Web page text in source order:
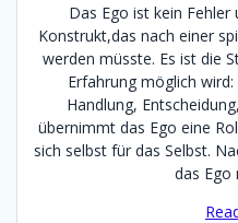
Das Ego ist kein
Konstrukt,das nach einer
werden müsste. Es ist die
Erfahrung möglich
Handlung,
übernimmt das Ego eine
sich selbst für das Selbst.
das Ego